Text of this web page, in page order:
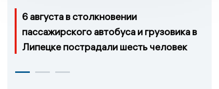
6 августа в столкновении
пассажирского автобуса и грузовика в
Липецке пострадали шесть человек